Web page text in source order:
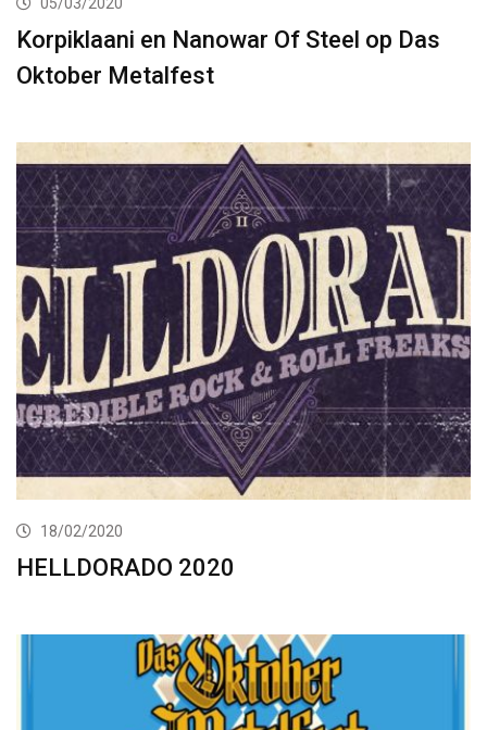
Korpiklaani en Nanowar Of Steel op Das
Oktober Metalfest
18/02/2020
HELLDORADO 2020